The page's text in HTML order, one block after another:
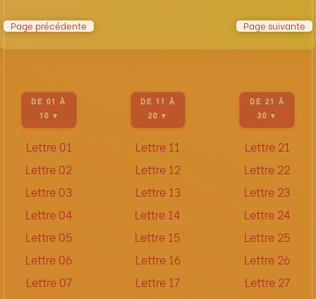
Page précédente Page suivante
DE 01 À
10 ▾
Lettre 01
Lettre 02
Lettre 03
Lettre 04
Lettre 05
Lettre 06
Lettre 07
DE 11 À
20 ▾
Lettre 11
Lettre 12
Lettre 13
Lettre 14
Lettre 15
Lettre 16
Lettre 17
DE 21 À
30 ▾
Lettre 21
Lettre 22
Lettre 23
Lettre 24
Lettre 25
Lettre 26
Lettre 27